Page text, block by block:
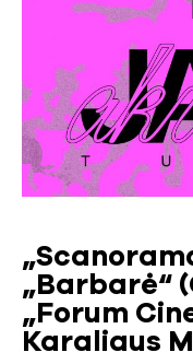
„Barbarė“
„Forum
Karaliaus